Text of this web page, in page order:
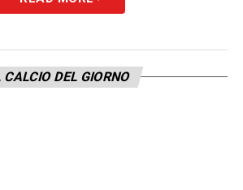
CALCIO DEL GIORNO